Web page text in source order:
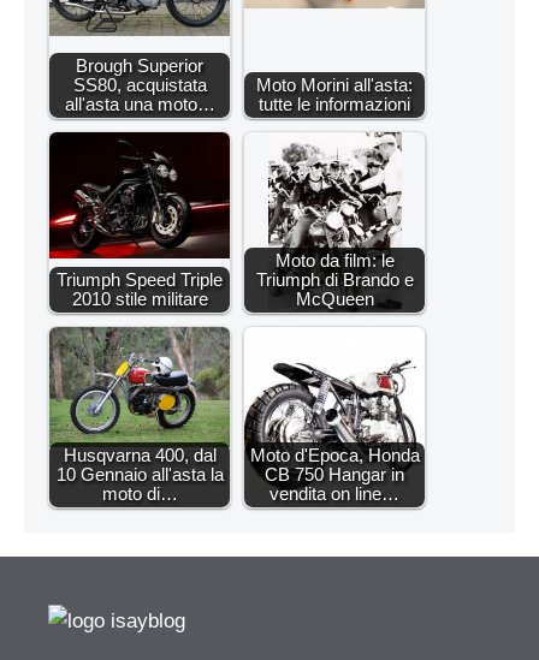
Brough Superior
SS80, acquistata
all'asta una moto…
Moto Morini all'asta:
tutte le informazioni
Triumph Speed Triple
2010 stile militare
Moto da film: le
Triumph di Brando e
McQueen
Husqvarna 400, dal
10 Gennaio all'asta la
moto di…
Moto d'Epoca, Honda
CB 750 Hangar in
vendita on line…